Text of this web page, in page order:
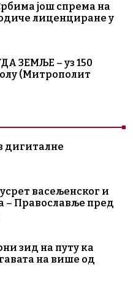
још спрема на
лиценциране у
ЗЕМЉЕ – уз 150
(Митрополит
дигиталне
васељенског и
– Православље пред
зид на путу ка
на више од